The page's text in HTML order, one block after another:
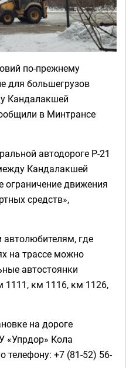
по-прежнему
для большегрузов
Кандалакшей
в Минтрансе
автодороге Р-21
Кандалакшей
ограничение движения
средств»,
где
на трассе можно
автостоянки
1111, км 1116, км 1126,
на дороге
«Упрдор» Кола
телефону: +7 (81-52) 56-